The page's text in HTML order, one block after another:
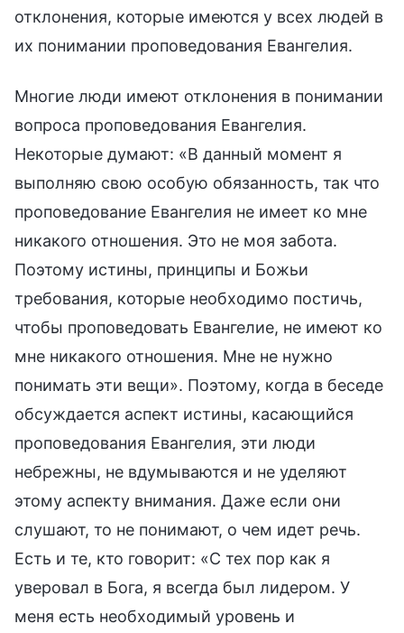
отклонения, которые имеются у всех людей в
их понимании проповедования Евангелия.
Многие люди имеют отклонения в понимании
вопроса проповедования Евангелия.
Некоторые думают: «В данный момент я
выполняю свою особую обязанность, так что
проповедование Евангелия не имеет ко мне
никакого отношения. Это не моя забота.
Поэтому истины, принципы и Божьи
требования, которые необходимо постичь,
чтобы проповедовать Евангелие, не имеют ко
мне никакого отношения. Мне не нужно
понимать эти вещи». Поэтому, когда в беседе
обсуждается аспект истины, касающийся
проповедования Евангелия, эти люди
небрежны, не вдумываются и не уделяют
этому аспекту внимания. Даже если они
слушают, то не понимают, о чем идет речь.
Есть и те, кто говорит: «С тех пор как я
уверовал в Бога, я всегда был лидером. У
меня есть необходимый уровень и